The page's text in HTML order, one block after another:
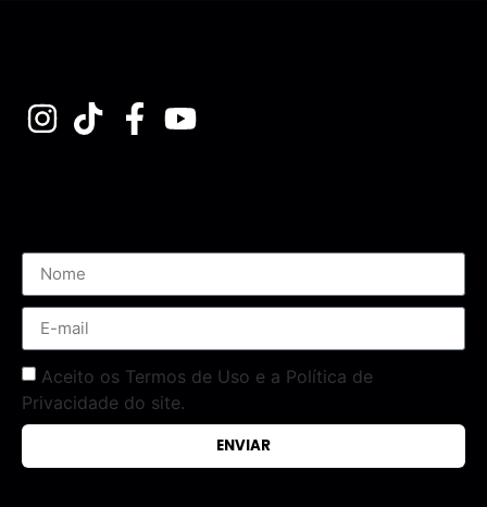
Aceito os Termos de Uso e a Política de
Privacidade do site.
ENVIAR